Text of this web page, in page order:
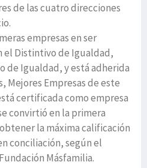
de las cuatro direcciones
empresas en ser
el Distintivo de Igualdad,
de Igualdad, y está adherida
Mejores Empresas de este
certificada como empresa
convirtió en la primera
la máxima calificación
conciliación, según el
Másfamilia.